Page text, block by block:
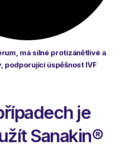
má silné protizánětlivé a
podporující úspěšnost IVF
je
Sanakin®